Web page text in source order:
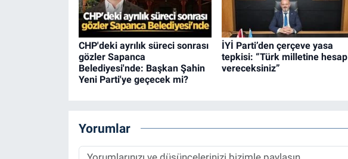
CHP'deki ayrılık süreci sonrası
gözler Sapanca
Belediyesi'nde: Başkan Şahin
Yeni Parti'ye geçecek mi?
İYİ Parti’den çerçeve yasa
tepkisi: “Türk milletine hesap
vereceksiniz”
Yorumlar